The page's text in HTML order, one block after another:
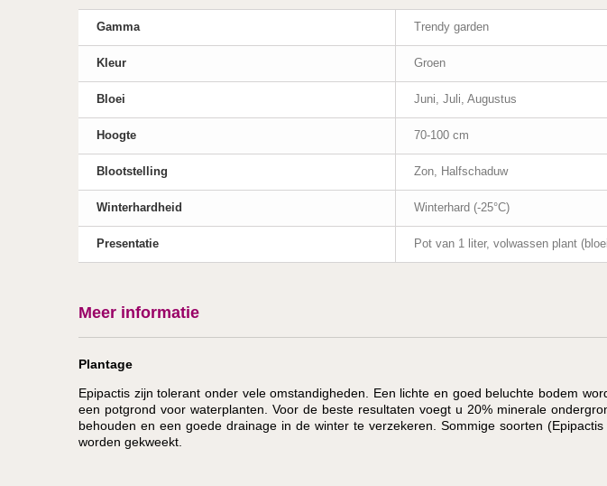
Gamma Trendy garden
Kleur Groen
Bloei Juni, Juli, Augustus
Hoogte 70-100 cm
Blootstelling Zon, Halfschaduw
Winterhardheid Winterhard (-25°C)
Presentatie Pot van 1 liter, volwassen plant
Meer informatie
Plantage
Epipactis zijn tolerant onder vele omstandigheden. Een lichte en goed beluchte bodem
een potgrond voor waterplanten. Voor de beste resultaten voegt u 20% minerale
behouden en een goede drainage in de winter te verzekeren. Sommige soorten
worden gekweekt.